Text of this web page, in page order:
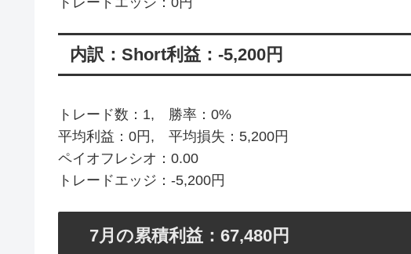
内訳：Short利益：-5,200円
トレード数：1, 勝率：0%
平均利益：0円, 平均損失：5,200円
ペイオフレシオ：0.00
トレードエッジ：-5,200円
7月の累積利益：67,480円